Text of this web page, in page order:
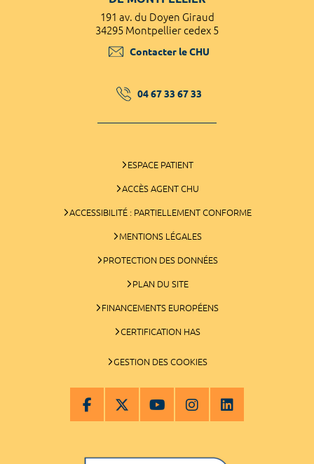
191 av. du Doyen Giraud
34295 Montpellier cedex 5
Contacter le CHU
04 67 33 67 33
ESPACE PATIENT
ACCÈS AGENT CHU
ACCESSIBILITÉ : PARTIELLEMENT CONFORME
MENTIONS LÉGALES
PROTECTION DES DONNÉES
PLAN DU SITE
FINANCEMENTS EUROPÉENS
CERTIFICATION HAS
GESTION DES COOKIES